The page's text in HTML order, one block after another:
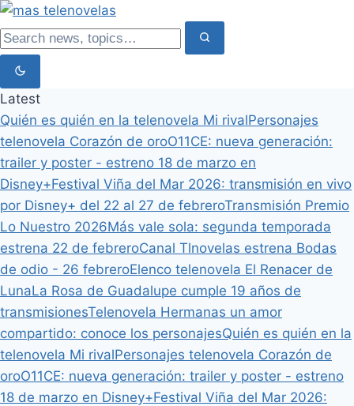
Latest
Quién es quién en la telenovela Mi rivalPersonajes
telenovela Corazón de oroO11CE: nueva generación:
trailer y poster - estreno 18 de marzo en
Disney+Festival Viña del Mar 2026: transmisión en vivo
por Disney+ del 22 al 27 de febreroTransmisión Premio
Lo Nuestro 2026Más vale sola: segunda temporada
estrena 22 de febreroCanal Tlnovelas estrena Bodas
de odio - 26 febreroElenco telenovela El Renacer de
LunaLa Rosa de Guadalupe cumple 19 años de
transmisionesTelenovela Hermanas un amor
compartido: conoce los personajesQuién es quién en la
telenovela Mi rivalPersonajes telenovela Corazón de
oroO11CE: nueva generación: trailer y poster - estreno
18 de marzo en Disney+Festival Viña del Mar 2026: